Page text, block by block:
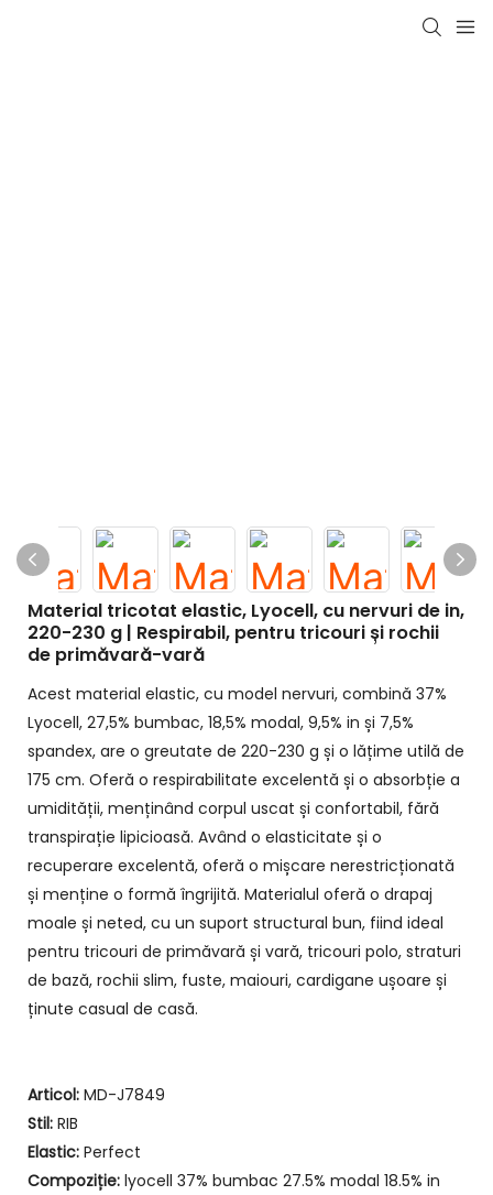
Material tricotat elastic, Lyocell, cu nervuri de in,
220-230 g | Respirabil, pentru tricouri și rochii
de primăvară-vară
Acest material elastic, cu model nervuri, combină 37%
Lyocell, 27,5% bumbac, 18,5% modal, 9,5% in și 7,5%
spandex, are o greutate de 220-230 g și o lățime utilă de
175 cm. Oferă o respirabilitate excelentă și o absorbție a
umidității, menținând corpul uscat și confortabil, fără
transpirație lipicioasă. Având o elasticitate și o
recuperare excelentă, oferă o mișcare nerestricționată
și menține o formă îngrijită. Materialul oferă o drapaj
moale și neted, cu un suport structural bun, fiind ideal
pentru tricouri de primăvară și vară, tricouri polo, straturi
de bază, rochii slim, fuste, maiouri, cardigane ușoare și
ținute casual de casă.
Articol: MD-J7849
Stil: RIB
Elastic: Perfect
Compoziție: lyocell 37% bumbac 27.5% modal 18.5% in